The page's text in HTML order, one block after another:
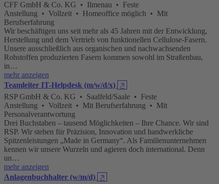
CFF GmbH & Co. KG • Ilmenau • Feste
Anstellung • Vollzeit • Homeoffice möglich • Mit
Berufserfahrung
Wir beschäftigen uns seit mehr als 45 Jahren mit der Entwicklung,
Herstellung und dem Vertrieb von funktionellen Cellulose-Fasern.
Unsere ausschließlich aus organischen und nachwachsenden
Rohstoffen produzierten Fasern kommen sowohl im Straßenbau,
in…
mehr anzeigen
Teamleiter IT-Helpdesk (m/w/d/x) 🡥
RSP GmbH & Co. KG • Saalfeld/Saale • Feste
Anstellung • Vollzeit • Mit Berufserfahrung • Mit
Personalverantwortung
Drei Buchstaben – tausend Möglichkeiten – Ihre Chance. Wir sind
RSP. Wir stehen für Präzision, Innovation und handwerkliche
Spitzenleistungen „Made in Germany“. Als Familienunternehmen
kennen wir unsere Wurzeln und agieren doch international. Denn
un…
mehr anzeigen
Anlagenbuchhalter (w/m/d) 🡥